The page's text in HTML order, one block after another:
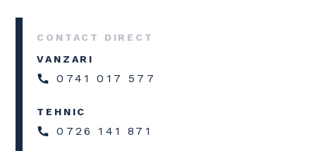
CONTACT DIRECT
VANZARI
0741 017 577
TEHNIC
0726 141 871